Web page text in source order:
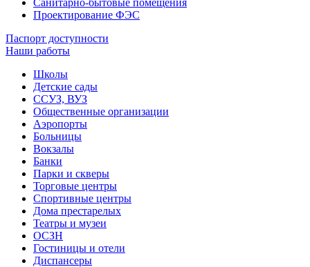
Проектирование ФЭС
Паспорт доступности
Наши работы
Школы
Детские сады
ССУЗ, ВУЗ
Общественные организации
Аэропорты
Больницы
Вокзалы
Банки
Парки и скверы
Торговые центры
Спортивные центры
Дома престарелых
Театры и музеи
ОСЗН
Гостиницы и отели
Диспансеры